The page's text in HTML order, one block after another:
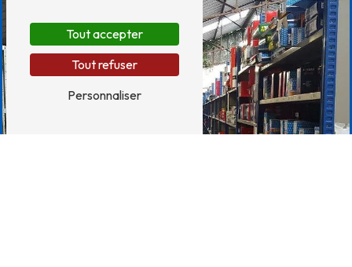
Tout accepter
Tout refuser
Personnaliser